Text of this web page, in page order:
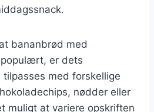
bananbrød med
er dets
med forskellige
nødder eller
muligt at variere opskriften